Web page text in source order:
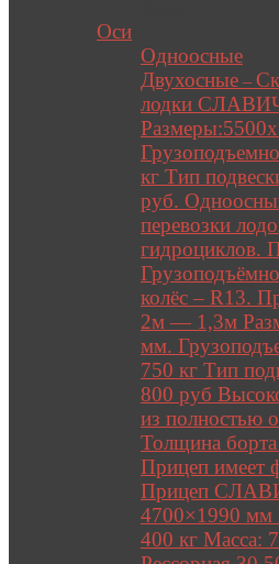
Оси
Одноосные
Двухосные –
лодки
кг Тип
руб.
перевозки
гидроциклов.
колёс – R13.
2м — 1,3м
мм.
750 кг Тип
800 руб
из полностью
Толщина
Прицеп имеет
Прицеп
4700×1990 мм
400 кг Масса: